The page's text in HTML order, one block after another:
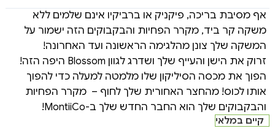
אף מסיבת בריכה, פיקניק או ברביקיו אינם שלמים ללא
משקה קר ביד, מקרר הפחיות והבקבוקים הזה ישמור על
המשקה שלך צונן מהלגימה הראשונה ועד האחרונה!
זרוק את הישן והעייף שלך ושדרג לגוון Blossom היפה הזה!
הפוך את מכסה הסיליקון שלו מלמטה למעלה כדי להפוך
אותו לכוס! מהחצר האחורית שלך לחוף – מקרר הפחיות
והבקבוקים שלך הוא החבר החדש שלך ב-MontiiCo!
קיים במלאי